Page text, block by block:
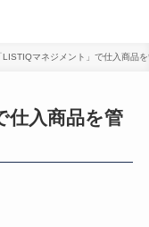
LISTIQマネジメント」で仕入商品
仕入商品を管